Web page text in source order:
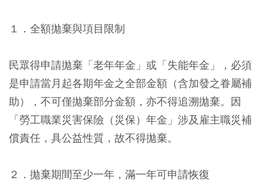
１．全額拋棄與項目限制
民眾得申請拋棄「老年年金」或「失能年金」，必須
是申請當月起各期年金之全部金額（含加發之眷屬補
助），不可僅拋棄部分金額，亦不得追溯拋棄。因
「勞工職業災害保險（災保）年金」涉及雇主職災補
償責任，具公益性質，故不得拋棄。
２．拋棄期間至少一年，滿一年可申請恢復